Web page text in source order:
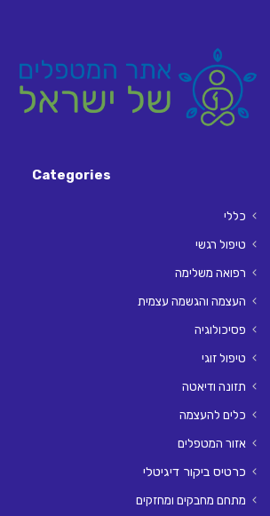
Categories
כללי
טיפול רגשי
רפואה משלימה
העצמה והגשמה עצמית
פסיכולוגיה
טיפול זוגי
תזונה ודיאטה
כלים להעצמה
אזור המטפלים
כרטיס ביקור דיגיטלי
מתחם מחבקים ומחזקים